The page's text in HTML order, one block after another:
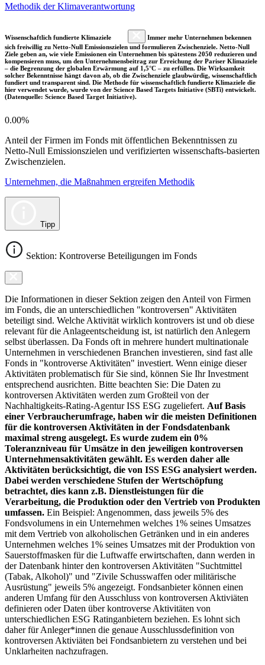
Methodik der Klimaverantwortung
Wissenschaftlich fundierte Klimaziele
Immer mehr Unternehmen bekennen
sich freiwillig zu Netto-Null Emissionszielen und formulieren Zwischenziele. Netto-Null
Ziele geben an, wie viele Emissionen ein Unternehmen bis spätestens 2050 reduzieren und
kompensieren muss, um den Unternehmensbeitrag zur Erreichung der Pariser Klimaziele
– die Begrenzung der globalen Erwärmung auf 1,5°C – zu erfüllen. Die Wirksamkeit
solcher Bekenntnisse hängt davon ab, ob die Zwischenziele glaubwürdig, wissenschaftlich
fundiert und transparent sind. Die Methode für wissenschaftlich fundierte Klimaziele die
hier verwendet wurde, wurde von der Science Based Targets Initiative (SBTi) entwickelt.
(Datenquelle: Science Based Target Initiative).
0.00%
Anteil der Firmen im Fonds mit öffentlichen Bekenntnissen zu
Netto-Null Emissionszielen und verifizierten wissenschafts-basierten
Zwischenzielen.
Unternehmen, die Maßnahmen ergreifen Methodik
Tipp
Sektion: Kontroverse Beteiligungen im Fonds
Die Informationen in dieser Sektion zeigen den Anteil von Firmen
im Fonds, die an unterschiedlichen "kontroversen" Aktivitäten
beteiligt sind. Welche Aktivität wirklich kontrovers ist und ob diese
relevant für die Anlageentscheidung ist, ist natürlich den Anlegern
selbst überlassen. Da Fonds oft in mehrere hundert multinationale
Unternehmen in verschiedenen Branchen investieren, sind fast alle
Fonds in "kontroverse Aktivitäten" investiert. Wenn einige dieser
Aktivitäten problematisch für Sie sind, können Sie Ihr Investment
entsprechend ausrichten. Bitte beachten Sie: Die Daten zu
kontroversen Aktivitäten werden zum Großteil von der
Nachhaltigkeits-Rating-Agentur ISS ESG zugeliefert. Auf Basis
einer Verbraucherumfrage, haben wir die meisten Definitionen
für die kontroversen Aktivitäten in der Fondsdatenbank
maximal streng ausgelegt. Es wurde zudem ein 0%
Toleranzniveau für Umsätze in den jeweiligen kontroversen
Unternehmensaktivitäten gewählt. Es werden daher alle
Aktivitäten berücksichtigt, die von ISS ESG analysiert werden.
Dabei werden verschiedene Stufen der Wertschöpfung
betrachtet, dies kann z.B. Dienstleistungen für die
Verarbeitung, die Produktion oder den Vertrieb von Produkten
umfassen. Ein Beispiel: Angenommen, dass jeweils 5% des
Fondsvolumens in ein Unternehmen welches 1% seines Umsatzes
mit dem Vertrieb von alkoholischen Getränken und in ein anderes
Unternehmen welches 1% seines Umsatzes mit der Produktion von
Sauerstoffmasken für die Luftwaffe erwirtschaften, dann werden in
der Datenbank hinter den kontroversen Aktivitäten "Suchtmittel
(Tabak, Alkohol)" und "Zivile Schusswaffen oder militärische
Ausrüstung" jeweils 5% angezeigt. Fondsanbieter können einen
anderen Umfang für den Ausschluss von kontroversen Aktiviäten
definieren oder Daten über kontroverse Aktivitäten von
unterschiedlichen ESG Ratinganbietern beziehen. Es lohnt sich
daher für Anleger*innen die genaue Ausschlussdefinition von
kontroversen Aktiviäten bei Fondsanbietern zu verstehen und bei
Unklarheiten nachzufragen.